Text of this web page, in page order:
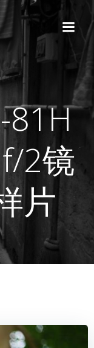
81H
2镜
片